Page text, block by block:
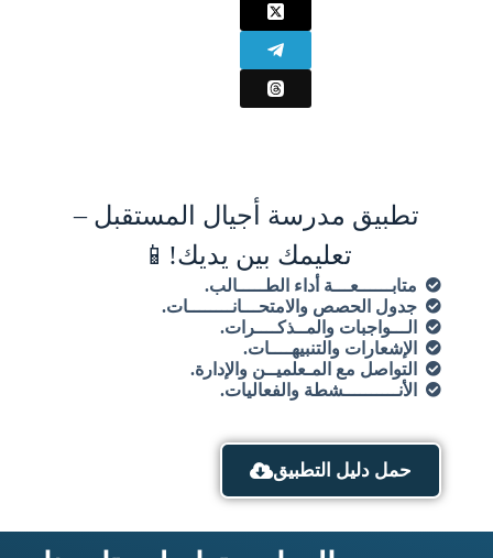
تطبيق مدرسة أجيال المستقبل –
تعليمك بين يديك!📱
متابــــــعـــة أداء الطـــــالب.
جدول الحصص والامتحـــانــــــــات.
الـــواجبات والمــذكــــرات.
الإشعارات والتنبيهــــات.
التواصل مع المـعلميــن والإدارة.
الأنــــــــــشطة والفعاليات.
حمل دليل التطبيق